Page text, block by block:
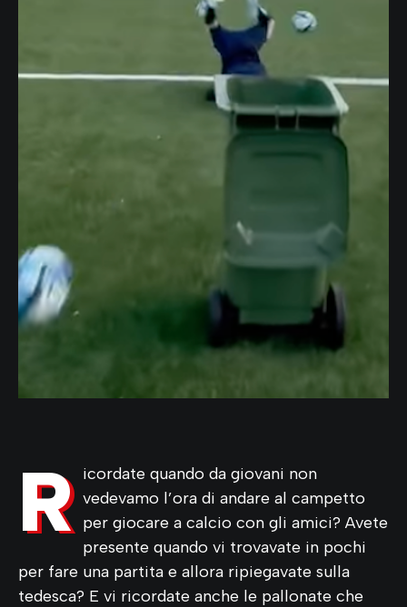
R icordate quando da giovani non
vedevamo l’ora di andare al campetto
per giocare a calcio con gli amici? Avete
presente quando vi trovavate in pochi
per fare una partita e allora ripiegavate sulla
tedesca? E vi ricordate anche le pallonate che